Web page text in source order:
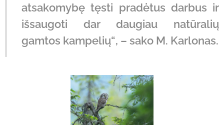
atsakomybę tęsti pradėtus darbus ir
išsaugoti dar daugiau natūralių
gamtos kampelių“, – sako M. Karlonas.